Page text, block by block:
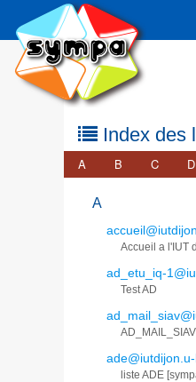
Index des
A B C D
A
Accueil a l'IUT
ad_etu_iq-
Test AD
AD_MAIL_SIAV
liste ADE